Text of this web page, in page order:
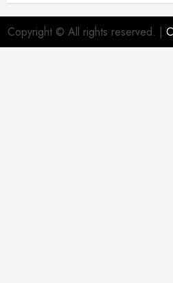
Copyright © All rights reserved. |